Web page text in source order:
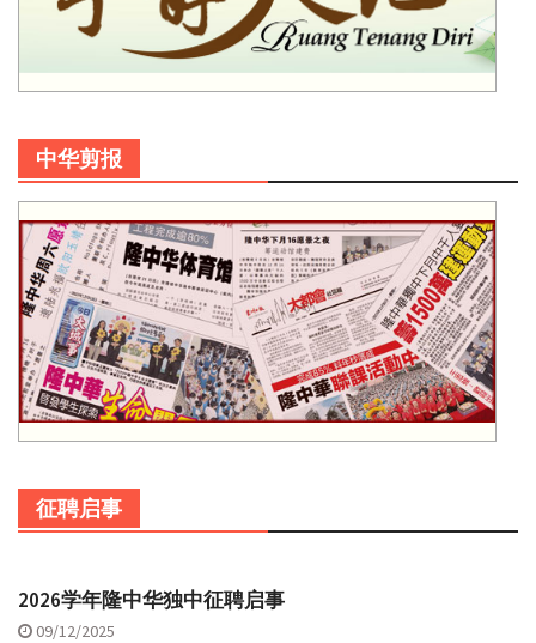
中华剪报
征聘启事
2026学年隆中华独中征聘启事
09/12/2025